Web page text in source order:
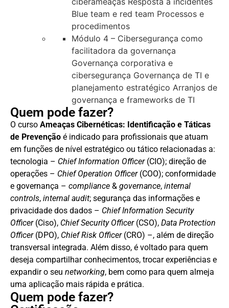
Blue team e red team Processos e
procedimentos
Módulo 4 – Cibersegurança como
facilitadora da governança
Governança corporativa e
cibersegurança Governança de TI e
planejamento estratégico Arranjos de
governança e frameworks de TI
Quem pode fazer?
O curso Ameaças Cibernéticas: Identificação e Táticas
de Prevenção é indicado para profissionais que atuam
em funções de nível estratégico ou tático relacionadas a:
tecnologia – Chief Information Officer(CIO); direção de
operações – Chief Operation Officer(COO); conformidade
e governança – compliance & governance, internal
controls, internal audit; segurança das informações e
privacidade dos dados – Chief Information Security
Officer(Ciso), Chief Security Officer(CSO), Data Protection
Officer(DPO), Chief Risk Officer(CRO) –, além de direção
transversal integrada. Além disso, é voltado para quem
deseja compartilhar conhecimentos, trocar experiências e
expandir o seu networking, bem como para quem almeja
uma aplicação mais rápida e prática.
Quem pode fazer?